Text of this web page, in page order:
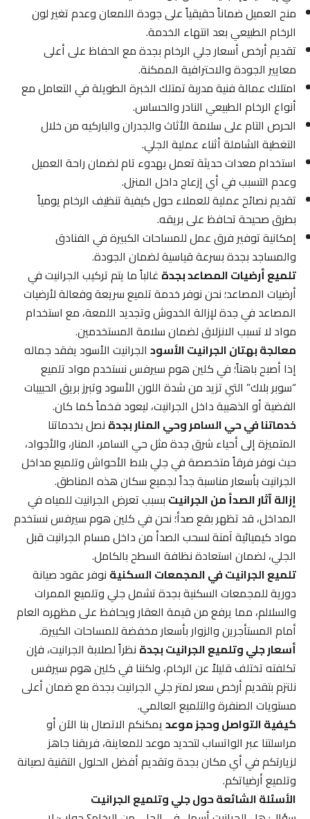
منح العميل ضماناً حقيقياً على جودة اللمعان وعدم تغير لون
الرخام الطبيعي بعد انتهاء الخدمة.
تقديم أرخص أسعار جلي الرخام بجدة مع الحفاظ على أعلى
معايير الجودة والاحترافية الممكنة.
امتلاك عمالة فنية مدربة تمتلك الخبرة الطويلة في التعامل مع
أنواع الرخام الطبيعي النادر والحساس.
الحرص التام على سلامة الأثاث والجدران والباركيه من خلال
التغطية الشاملة أثناء عملية الجلي.
استخدام معدات حديثة تعمل بهدوء تام لضمان راحة العميل
وعدم التسبب في أي إزعاج داخل المنزل.
تقديم نصائح عملية للعملاء حول كيفية تنظيف الرخام يومياً
بطرق صحيحة تحافظ على بريقه.
إمكانية توفير فرق عمل للمساحات الكبيرة في الفنادق
والمساجد بجدة بسرعة قياسية لضمان الجودة.
تلميع أرضيات المصاعد بجدةغالباً ما يتم تركيب الجرانيت في
أرضيات المصاعد؛ نحن نوفر خدمة تلميع سريعة وفعالة لأرضيات
المصاعد في جدة لإزالة الخدوش وتجديد اللمعة، مع استخدام
مواد لا تسبب الانزلاق لضمان سلامة المستخدمين.
معالجة بهتان الجرانيت الأسودالجرانيت الأسود يفقد جماله
إذا أصبح باهتاً؛ في كلين هوم سيرفس نستخدم مواد تلميع
“سوبر بلاك” التي تزيد من شدة اللون الأسود وتبرز بريق الحبيبات
الفضية أو الذهبية داخل الجرانيت، ليعود فخماً كما كان.
خدماتنا في حي السامر وحي المنار بجدةنصل بخدماتنا
المتميزة إلى أحياء شرق جدة مثل حي السامر، المنار، والأجواد،
حيث نوفر فرقاً متخصصة في جلي بلاط الأحواش وتلميع مداخل
الجرانيت بأسعار مناسبة جداً لجميع سكان هذه المناطق.
إزالة آثار الصدأ من الجرانيتبسبب تعرض الجرانيت للمياه في
المداخل، قد تظهر بقع صدأ؛ نحن في كلين هوم سيرفس نستخدم
مواد كيميائية آمنة لسحب الصدأ من داخل مسام الجرانيت قبل
الجلي، لضمان استعادة نظافة السطح بالكامل.
تلميع الجرانيت في المجمعات السكنيةنوفر عقود صيانة
دورية للمجمعات السكنية بجدة تشمل جلي وتلميع الممرات
والسلالم، مما يرفع من قيمة العقار ويحافظ على مظهره العام
أمام المستأجرين والزوار بأسعار مخفضة للمساحات الكبيرة.
أسعار جلي وتلميع الجرانيت بجدةنظراً لصلابة الجرانيت، فإن
تكلفته تختلف قليلاً عن الرخام، ولكننا في كلين هوم سيرفس
نلتزم بتقديم أرخص سعر لمتر جلي الجرانيت بجدة مع ضمان أعلى
مستويات الصنفرة والتلميع العالمي.
كيفية التواصل وحجز موعديمكنكم الاتصال بنا الآن أو
مراسلتنا عبر الواتساب لتحديد موعد للمعاينة، فريقنا جاهز
لزيارتكم في أي مكان بجدة وتقديم أفضل الحلول التقنية لصيانة
وتلميع أرضياتكم.
الأسئلة الشائعة حول جلي وتلميع الجرانيت